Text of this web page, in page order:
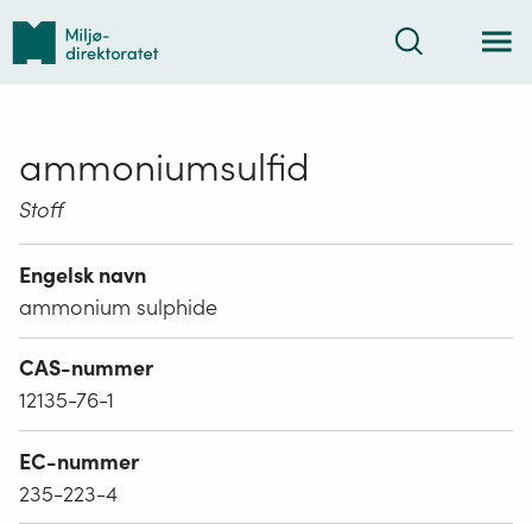
Tilbake
forsiden
Søk
ammoniumsulfid
Stoff
Engelsk navn
ammonium sulphide
CAS-nummer
12135-76-1
EC-nummer
235-223-4